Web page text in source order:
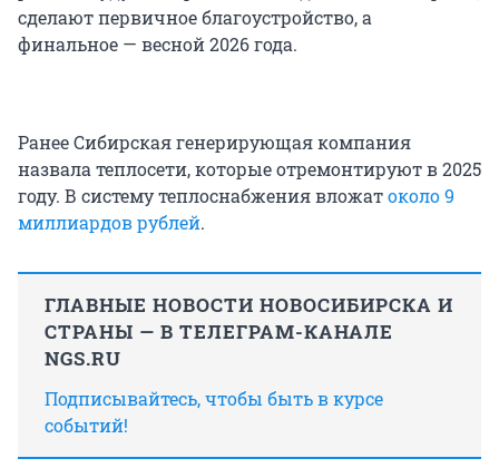
сделают первичное благоустройство, а
финальное — весной 2026 года.
Ранее Сибирская генерирующая компания
назвала теплосети, которые отремонтируют в 2025
году. В систему теплоснабжения вложатоколо 9
миллиардов рублей.
ГЛАВНЫЕ НОВОСТИ НОВОСИБИРСКА И
СТРАНЫ — В ТЕЛЕГРАМ-КАНАЛЕ
NGS.RU
Подписывайтесь, чтобы быть в курсе
событий!